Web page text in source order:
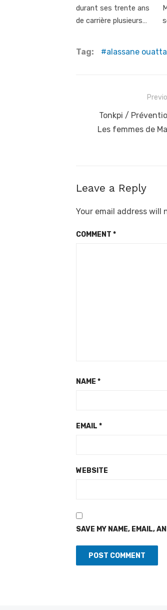
durant ses trente ans
de carrière plusieurs…
Tag: alassane
navigation
Previous
post:
Tonkpi /
Les femmes de
Leave a Reply
Your email address will
COMMENT *
NAME *
EMAIL *
WEBSITE
SAVE MY NAME, EMAIL,